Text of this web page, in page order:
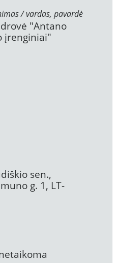
/ vardas, pavardė
"Antano
įrenginiai"
sen.,
g. 1, LT-